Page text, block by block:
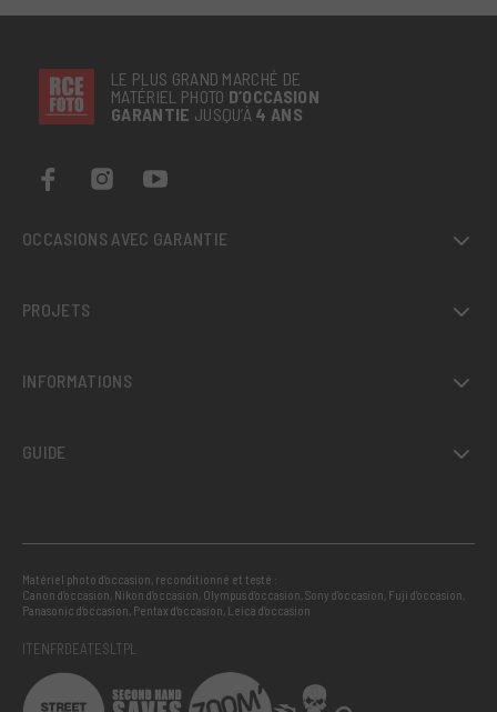
LE PLUS GRAND MARCHÉ DE
MATÉRIEL PHOTO D’OCCASION
GARANTIE JUSQU’À 4 ANS
OCCASIONS AVEC GARANTIE
PROJETS
INFORMATIONS
GUIDE
Matériel photo d’occasion, reconditionné et testé :
Canon d’occasion, Nikon d’occasion, Olympus d’occasion,Sony d’occasion, Fuji d’occasion,
Panasonic d’occasion, Pentax d’occasion, Leica d’occasion
ITENFRDEATESLTPL